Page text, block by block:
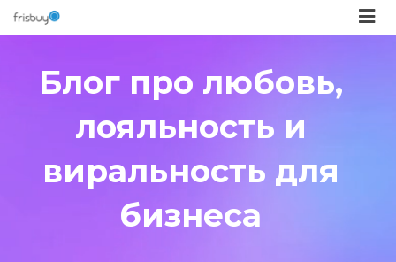
Блог про любовь,
лояльность и
виральность для
бизнеса